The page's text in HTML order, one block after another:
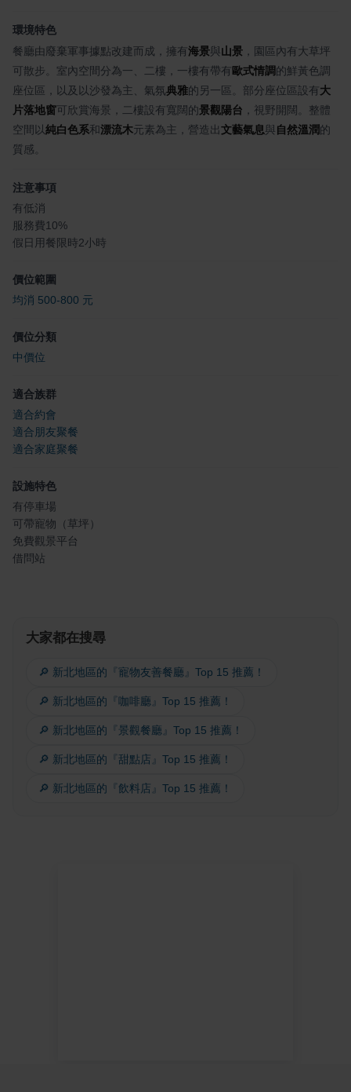
環境特色
餐廳由廢棄軍事據點改建而成，擁有海景與山景 ，園區內有大草坪
可散步。室內空間分為一、二樓，一樓有帶有 歐式情調的鮮黃色調
座位區，以及以沙發為主、氣氛典雅的另一區。部分座位區設有 大
片落地窗可欣賞海景，二樓設有寬闊的景觀陽台 ，視野開闊。整體
空間以純白色系和漂流木元素為主，營造出文藝氣息與自然溫潤的
質感。
注意事項
有低消
服務費10%
假日用餐限時2小時
價位範圍
均消 500-800 元
價位分類
中價位
適合族群
適合約會
適合朋友聚餐
適合家庭聚餐
設施特色
有停車場
可帶寵物（草坪）
免費觀景平台
借問站
大家都在搜尋
🔎 新北地區的『寵物友善餐廳』Top 15 推薦！
🔎 新北地區的『咖啡廳』Top 15 推薦！
🔎 新北地區的『景觀餐廳』Top 15 推薦！
🔎 新北地區的『甜點店』Top 15 推薦！
🔎 新北地區的『飲料店』Top 15 推薦！